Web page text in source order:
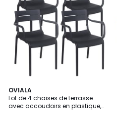
OVIALA
Lot de 4 chaises de terrasse
avec accoudoirs en plastique,
6
Couleurs